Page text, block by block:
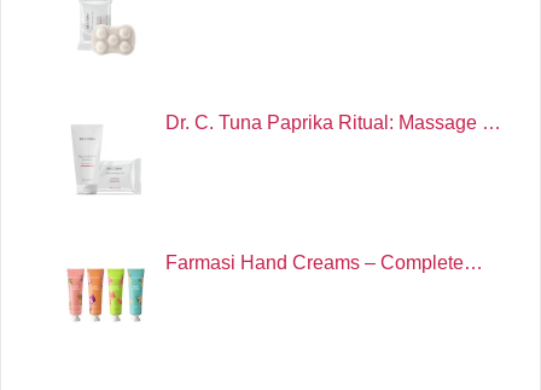
Dr. C. Tuna Paprika Ritual: Massage …
Farmasi Hand Creams – Complete…